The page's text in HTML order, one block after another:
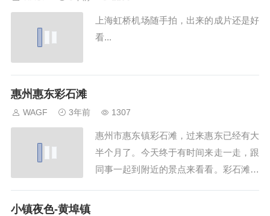
上海虹桥机场随手拍，出来的成片还是好
看...
惠州惠东彩石滩
WAGF 3年前 1307
惠州市惠东镇彩石滩，过来惠东已经有大
半个月了。今天终于有时间来走一走，跟
同事一起到附近的景点来看看。彩石滩在
小镇夜色-黄埠镇